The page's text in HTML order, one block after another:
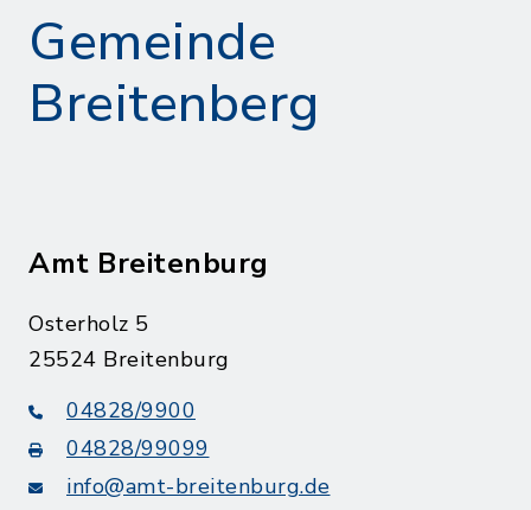
Gemeinde
Breitenberg
Amt Breitenburg
Osterholz 5
25524 Breitenburg
04828/9900
04828/99099
info@amt-breitenburg.de